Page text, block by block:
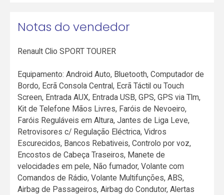
Notas do vendedor
Renault Clio SPORT TOURER
Equipamento: Android Auto, Bluetooth, Computador de
Bordo, Ecrã Consola Central, Ecrã Táctil ou Touch
Screen, Entrada AUX, Entrada USB, GPS, GPS via Tlm,
Kit de Telefone Mãos Livres, Faróis de Nevoeiro,
Faróis Reguláveis em Altura, Jantes de Liga Leve,
Retrovisores c/ Regulação Eléctrica, Vidros
Escurecidos, Bancos Rebativeis, Controlo por voz,
Encostos de Cabeça Traseiros, Manete de
velocidades em pele, Não fumador, Volante com
Comandos de Rádio, Volante Multifunções, ABS,
Airbag de Passageiros, Airbag do Condutor, Alertas